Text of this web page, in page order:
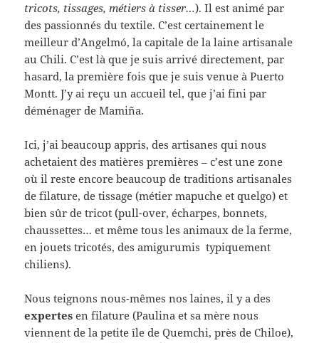
tricots, tissages, métiers à tisser…). Il est animé par
des passionnés du textile. C’est certainement le
meilleur d’Angelmó, la capitale de la laine artisanale
au Chili. C’est là que je suis arrivé directement, par
hasard, la première fois que je suis venue à Puerto
Montt. J’y ai reçu un accueil tel, que j’ai fini par
déménager de Mamiña.
Ici, j’ai beaucoup appris, des artisanes qui nous
achetaient des matières premières – c’est une zone
où il reste encore beaucoup de traditions artisanales
de filature, de tissage (métier mapuche et quelgo) et
bien sûr de tricot (pull-over, écharpes, bonnets,
chaussettes… et même tous les animaux de la ferme,
en jouets tricotés, des amigurumis typiquement
chiliens).
Nous teignons nous-mêmes nos laines, il y a des
expertes en filature (Paulina et sa mère nous
viennent de la petite île de Quemchi, près de Chiloe),